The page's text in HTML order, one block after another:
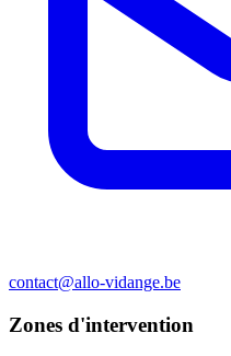
contact@allo-vidange.be
Zones d'intervention